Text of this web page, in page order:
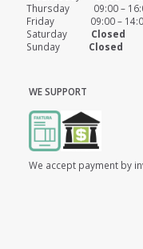
Thursday 09:00 –
Friday 09:00 –
Saturday Closed
Sunday Closed
WE SUPPORT
We accept payment by